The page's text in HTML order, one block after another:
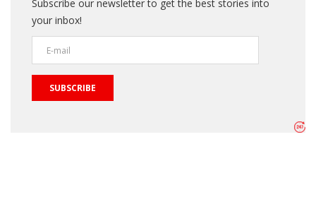
Subscribe our newsletter to get the best stories into
your inbox!
SUBSCRIBE